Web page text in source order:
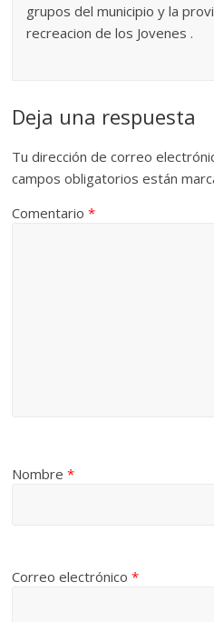
grupos del municipio y la
recreacion de los Jovenes .
Deja una respuesta
Tu dirección de correo
campos obligatorios están
Comentario*
Nombre*
Correo electrónico*